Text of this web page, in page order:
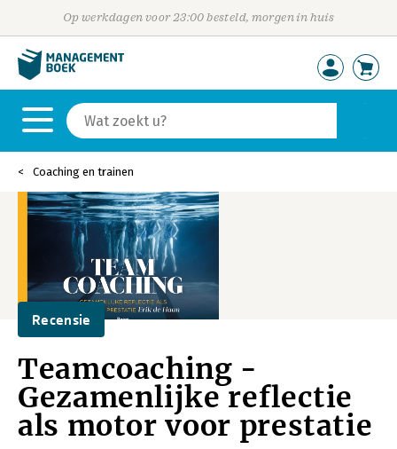
Op werkdagen voor 23:00 besteld, morgen in huis
Coaching en trainen
Recensie
Teamcoaching -
Gezamenlijke reflectie
als motor voor prestatie